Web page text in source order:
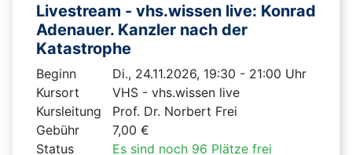
Livestream - vhs.wissen live: Konrad
Adenauer. Kanzler nach der
Katastrophe
Beginn
Di., 24.11.2026, 19:30 - 21:00 Uhr
Kursort
VHS - vhs.wissen live
Kursleitung
Prof. Dr. Norbert Frei
Gebühr
7,00 €
Status
Es sind noch 96 Plätze frei